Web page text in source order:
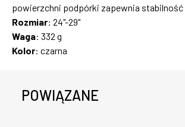
powierzchni podpórki zapewnia stabilność
Rozmiar: 24"-29"
Waga: 332 g
Kolor: czarna
POWIĄZANE